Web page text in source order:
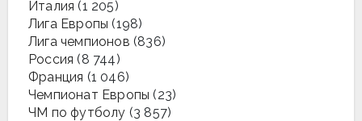
Италия (1 205)
Лига Европы (198)
Лига чемпионов (836)
Россия (8 744)
Франция (1 046)
Чемпионат Европы (23)
ЧМ по футболу (3 857)